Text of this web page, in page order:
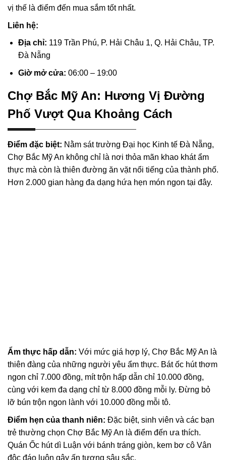
vị thế là điểm đến mua sắm tốt nhất.
Liên hệ:
Địa chỉ: 119 Trần Phú, P. Hải Châu 1, Q. Hải Châu, TP.
Đà Nẵng
Giờ mở cửa: 06:00 – 19:00
Chợ Bắc Mỹ An: Hương Vị Đường
Phố Vượt Qua Khoảng Cách
Điểm đặc biệt: Nằm sát trường Đại học Kinh tế Đà Nẵng,
Chợ Bắc Mỹ An không chỉ là nơi thỏa mãn khao khát ẩm
thực mà còn là thiên đường ăn vặt nổi tiếng của thành phố.
Hơn 2.000 gian hàng đa dạng hứa hẹn món ngon tại đây.
Ẩm thực hấp dẫn: Với mức giá hợp lý, Chợ Bắc Mỹ An là
thiên đàng của những người yêu ẩm thực. Bát ốc hút thơm
ngon chỉ 7.000 đồng, mít trộn hấp dẫn chỉ 10.000 đồng,
cùng với kem đa dạng chỉ từ 8.000 đồng mỗi ly. Đừng bỏ
lỡ bún trộn ngon lành với 10.000 đồng mỗi tô.
Điểm hẹn của thanh niên: Đặc biệt, sinh viên và các bạn
trẻ thường chọn Chợ Bắc Mỹ An là điểm đến ưa thích.
Quán Ốc hút dì Luận với bánh tráng giòn, kem bơ cô Vân
độc đáo luôn gây ấn tượng sâu sắc.